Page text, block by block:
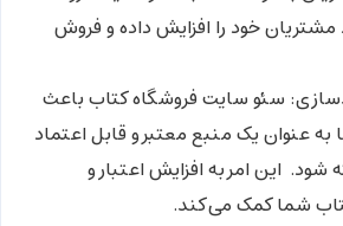
مشتریان خود را افزایش داده و فروش
سئو سایت فروشگاه کتاب باعث
عنوان یک منبع معتبر و قابل اعتماد
این امر به افزایش اعتبار و
شما کمک می‌کند.